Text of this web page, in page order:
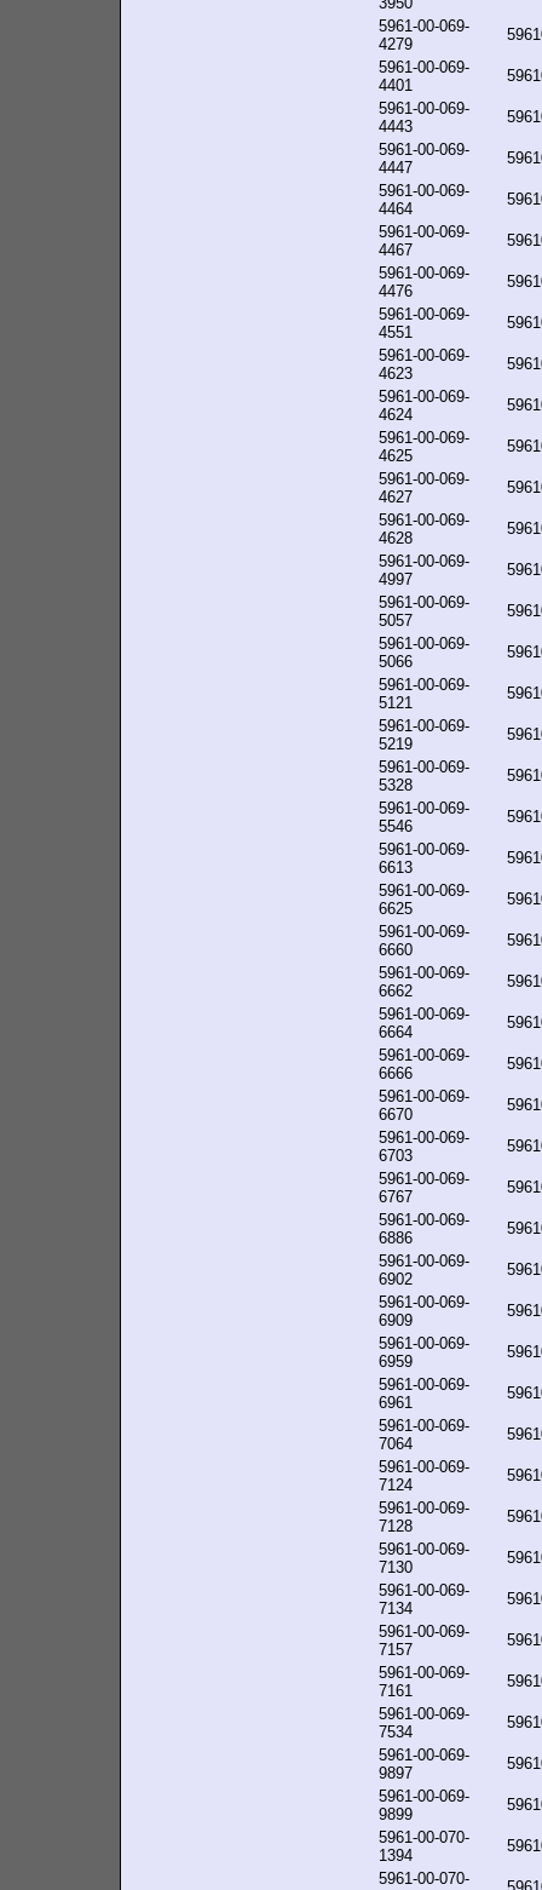
5961-00-069-
4279
5961-00-069-
4401
5961-00-069-
4443
5961-00-069-
4447
5961-00-069-
4464
5961-00-069-
4467
5961-00-069-
4476
5961-00-069-
4551
5961-00-069-
4623
5961-00-069-
4624
5961-00-069-
4625
5961-00-069-
4627
5961-00-069-
4628
5961-00-069-
4997
5961-00-069-
5057
5961-00-069-
5066
5961-00-069-
5121
5961-00-069-
5219
5961-00-069-
5328
5961-00-069-
5546
5961-00-069-
6613
5961-00-069-
6625
5961-00-069-
6660
5961-00-069-
6662
5961-00-069-
6664
5961-00-069-
6666
5961-00-069-
6670
5961-00-069-
6703
5961-00-069-
6767
5961-00-069-
6886
5961-00-069-
6902
5961-00-069-
6909
5961-00-069-
6959
5961-00-069-
6961
5961-00-069-
7064
5961-00-069-
7124
5961-00-069-
7128
5961-00-069-
7130
5961-00-069-
7134
5961-00-069-
7157
5961-00-069-
7161
5961-00-069-
7534
5961-00-069-
9897
5961-00-069-
9899
5961-00-070-
1394
5961-00-070-